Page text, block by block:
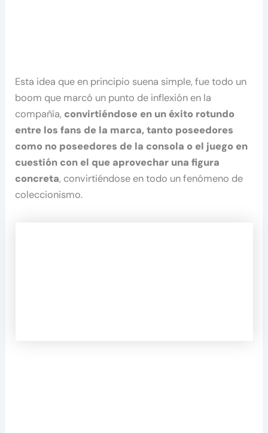
Esta idea que en principio suena simple, fue todo un
boom que marcó un punto de inflexión en la
compañía, convirtiéndose en un éxito rotundo
entre los fans de la marca, tanto poseedores
como no poseedores de la consola o el juego en
cuestión con el que aprovechar una figura
concreta, convirtiéndose en todo un fenómeno de
coleccionismo.